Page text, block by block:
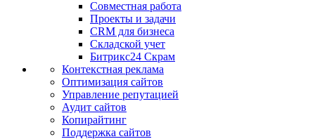
Совместная работа
Проекты и задачи
СRМ для бизнеса
Складской учет
Битрикс24 Скрам
Контекстная реклама
Оптимизация сайтов
Управление репутацией
Аудит сайтов
Копирайтинг
Поддержка сайтов